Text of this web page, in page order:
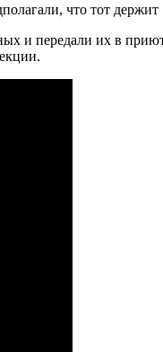
что тот
и передали их в